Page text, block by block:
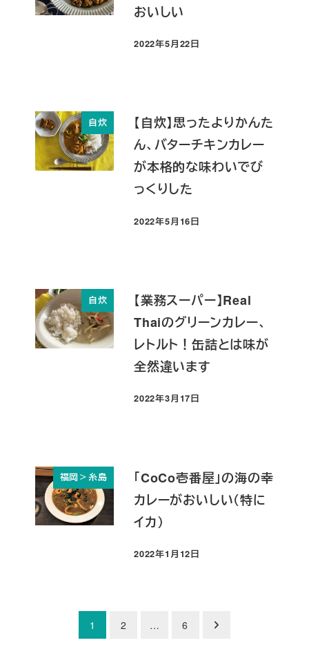
おいしい
投稿日
2022年5月22日
自炊
【自炊】思ったよりかんた
ん、バターチキンカレー
が本格的な味わいでび
っくりした
投稿日
2022年5月16日
自炊
【業務スーパー】Real
Thaiのグリーンカレー、
レトルト！缶詰とは味が
全然違います
投稿日
2022年3月17日
福岡＞糸島
「CoCo壱番屋」の海の幸
カレーがおいしい（特に
イカ）
投稿日
2022年1月12日
1 2 … 6